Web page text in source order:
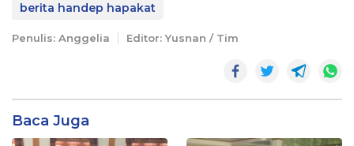
berita handep hapakat
Penulis: Anggelia Editor: Yusnan / Tim
Baca Juga